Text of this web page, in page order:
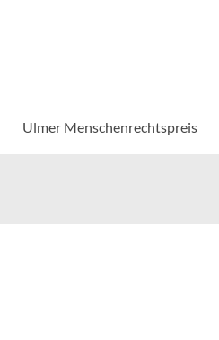
Ulmer Menschenrechtspreis